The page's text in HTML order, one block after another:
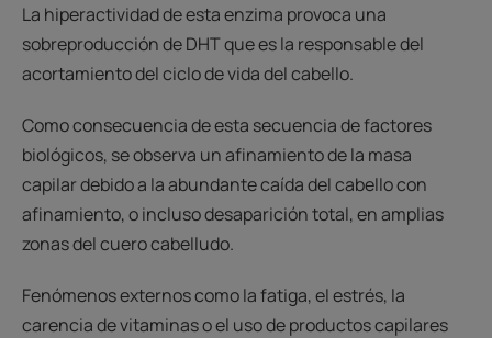
La hiperactividad de esta enzima provoca una
sobreproducción de DHT que es la responsable del
acortamiento del ciclo de vida del cabello.
Como consecuencia de esta secuencia de factores
biológicos, se observa un afinamiento de la masa
capilar debido a la abundante caída del cabello con
afinamiento, o incluso desaparición total, en amplias
zonas del cuero cabelludo.
Fenómenos externos como la fatiga, el estrés, la
carencia de vitaminas o el uso de productos capilares